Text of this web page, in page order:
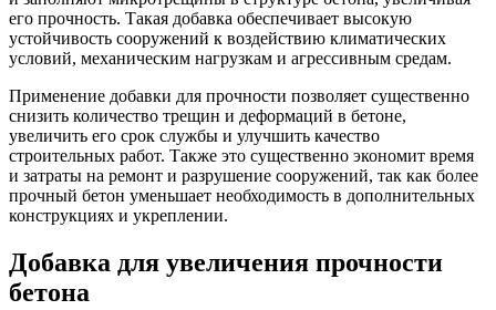
его прочность. Такая добавка обеспечивает высокую
устойчивость сооружений к воздействию климатических
условий, механическим нагрузкам и агрессивным средам.
Применение добавки для прочности позволяет существенно
снизить количество трещин и деформаций в бетоне,
увеличить его срок службы и улучшить качество
строительных работ. Также это существенно экономит время
и затраты на ремонт и разрушение сооружений, так как более
прочный бетон уменьшает необходимость в дополнительных
конструкциях и укреплении.
Добавка для увеличения прочности
бетона